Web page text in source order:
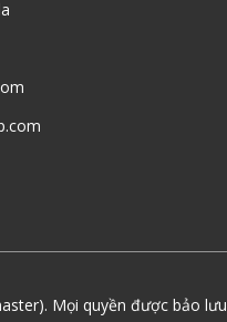
Mọi quyền được bảo lưu